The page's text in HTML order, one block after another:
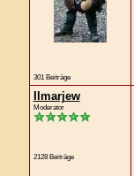
301 Beiträge
Ilmarjew
Moderator
2128 Beiträge